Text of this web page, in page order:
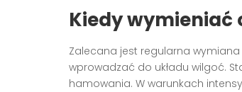
Kiedy wymieniać
Zalecana jest regularna
wprowadzać do układu wilgoć.
hamowania. W warunkach